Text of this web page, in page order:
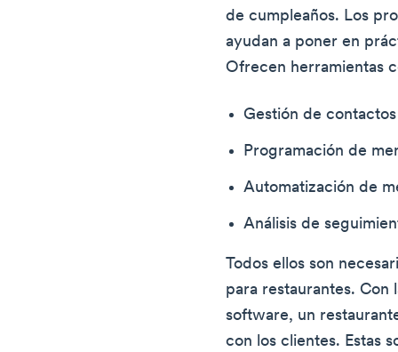
de cumpleaños. Los
ayudan a poner en
Ofrecen herramientas
Gestión de contactos
Programación de
Automatización de
Análisis de
Todos ellos son
para restaurantes. Con
software, un
con los clientes. Estas